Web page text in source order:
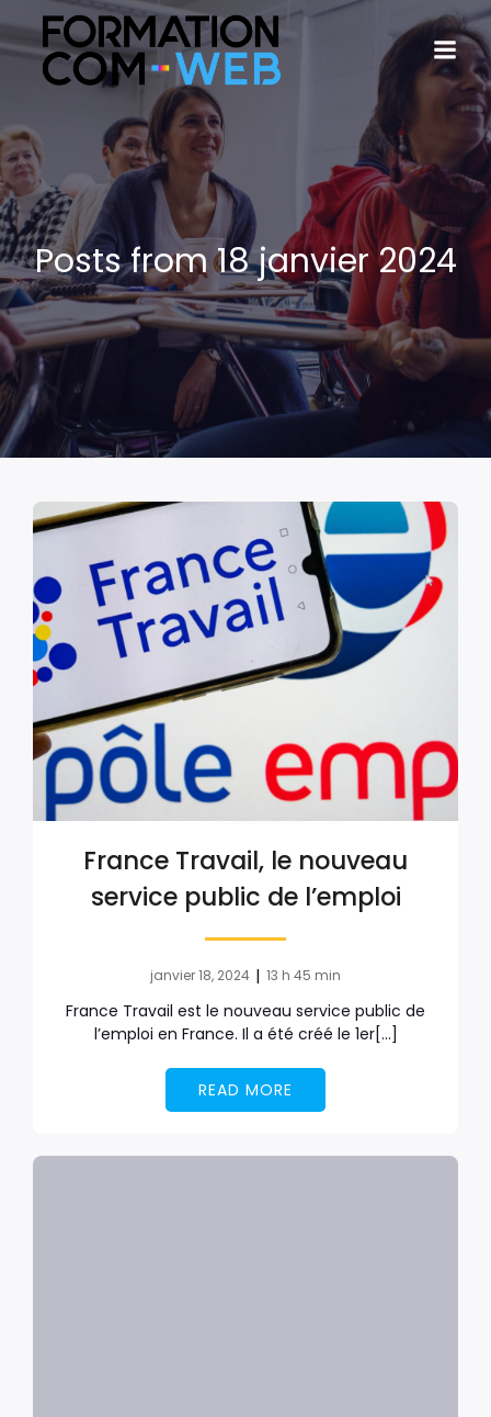
Posts from 18 janvier 2024
France Travail, le nouveau
service public de l’emploi
janvier 18, 2024 | 13 h 45 min
France Travail est le nouveau service public de
l’emploi en France. Il a été créé le 1er[…]
READ MORE